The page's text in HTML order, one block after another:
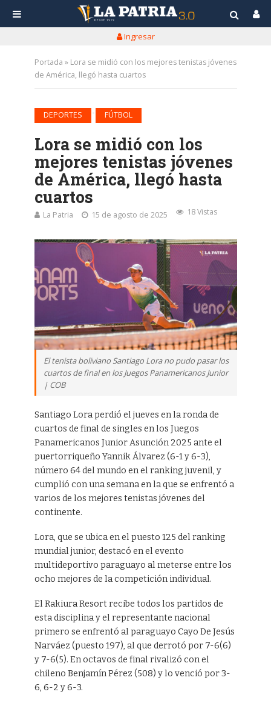
Ingresar
Portada » Lora se midió con los mejores tenistas jóvenes
de América, llegó hasta cuartos
DEPORTES FÚTBOL
Lora se midió con los
mejores tenistas jóvenes
de América, llegó hasta
cuartos
La Patria 15 de agosto de 2025 18 Vistas
El tenista boliviano Santiago Lora no pudo pasar los
cuartos de final en los Juegos Panamericanos Junior
| COB
Santiago Lora perdió el jueves en la ronda de
cuartos de final de singles en los Juegos
Panamericanos Junior Asunción 2025 ante el
puertorriqueño Yannik Álvarez (6-1 y 6-3),
número 64 del mundo en el ranking juvenil, y
cumplió con una semana en la que se enfrentó a
varios de los mejores tenistas jóvenes del
continente.
Lora, que se ubica en el puesto 125 del ranking
mundial junior, destacó en el evento
multideportivo paraguayo al meterse entre los
ocho mejores de la competición individual.
El Rakiura Resort recibe todos los partidos de
esta disciplina y el representante nacional
primero se enfrentó al paraguayo Cayo De Jesús
Narváez (puesto 197), al que derrotó por 7-6(6)
y 7-6(5). En octavos de final rivalizó con el
chileno Benjamín Pérez (508) y lo venció por 3-
6, 6-2 y 6-3.